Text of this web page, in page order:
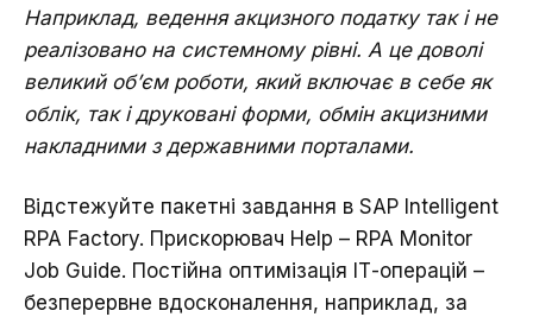
Наприклад, ведення акцизного податку так і не
реалізовано на системному рівні. А це доволі
великий об’єм роботи, який включає в себе як
облік, так і друковані форми, обмін акцизними
накладними з державними порталами.
Відстежуйте пакетні завдання в SAP Intelligent
RPA Factory. Прискорювач Help – RPA Monitor
Job Guide. Постійна оптимізація ІТ-операцій –
безперервне вдосконалення, наприклад, за